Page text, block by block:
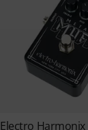
Electro Harmonix